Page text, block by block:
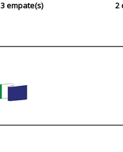
3 empate(s) 2